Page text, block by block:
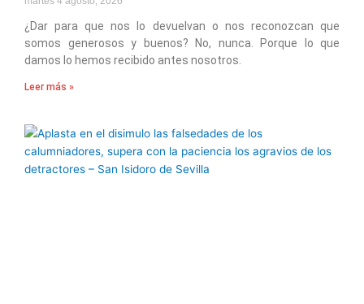
¿Dar para que nos lo devuelvan o nos reconozcan que
somos generosos y buenos? No, nunca. Porque lo que
damos lo hemos recibido antes nosotros.
Leer más »